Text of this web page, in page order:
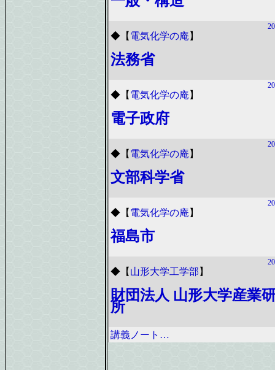
◆ 【 電気化学の庵 】
法務省
◆ 【 電気化学の庵 】
電子政府
◆ 【 電気化学の庵 】
文部科学省
◆ 【 電気化学の庵 】
福島市
◆ 【 山形大学工学部 】
財団法人 山形大学産業
所
講義ノート…